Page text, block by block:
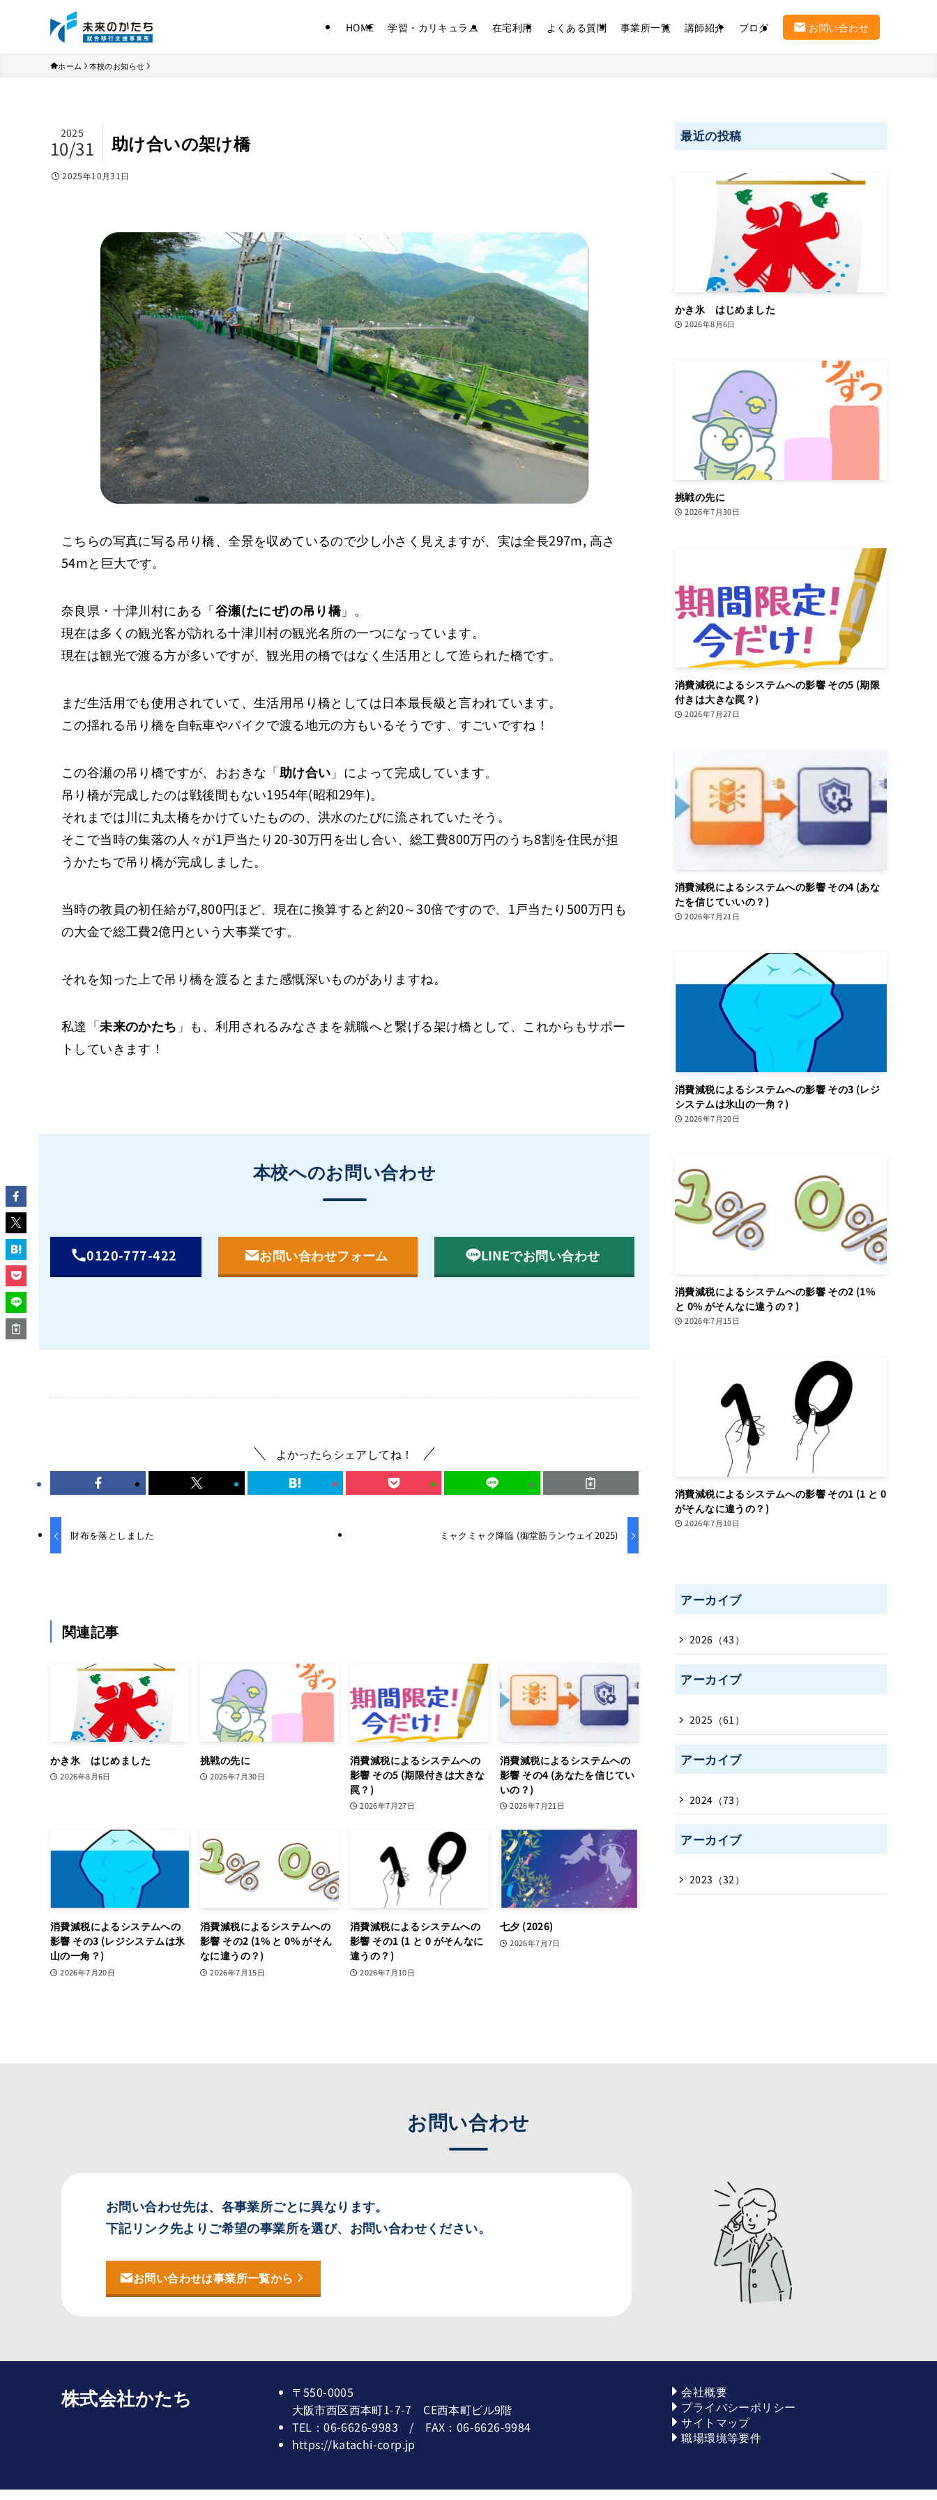
HOME 学習・カリキュラム 在宅利用 よくある質問 事業所一覧 講師紹介 ブログ お問い合わせ
ホーム 本校のお知らせ
助け合いの架け橋
2025
10/31
2025年10月31日
こちらの写真に写る吊り橋、全景を収めているので少し小さく見えますが、実は全長297m, 高さ
54mと巨大です。
奈良県・十津川村にある「谷瀬(たにぜ)の吊り橋」。
現在は多くの観光客が訪れる十津川村の観光名所の一つになっています。
現在は観光で渡る方が多いですが、観光用の橋ではなく生活用として造られた橋です。
まだ生活用でも使用されていて、生活用吊り橋としては日本最長級と言われています。
この揺れる吊り橋を自転車やバイクで渡る地元の方もいるそうです、すごいですね！
この谷瀬の吊り橋ですが、おおきな「助け合い 」によって完成しています。
吊り橋が完成したのは戦後間もない1954年(昭和29年)。
それまでは川に丸太橋をかけていたものの、洪水のたびに流されていたそう。
そこで当時の集落の人々が1戸当たり20-30万円を出し合い、総工費800万円のうち8割を住民が担
うかたちで吊り橋が完成しました。
当時の教員の初任給が7,800円ほど、現在に換算すると約20～30倍ですので、1戸当たり500万円も
の大金で総工費2億円という大事業です。
それを知った上で吊り橋を渡るとまた感慨深いものがありますね。
私達「未来のかたち 」も、利用されるみなさまを就職へと繋げる架け橋として、これからもサポー
トしていきます！
本校へのお問い合わせ
0120-777-422 お問い合わせフォーム LINEでお問い合わせ
よかったらシェアしてね！
財布を落としました ミャクミャク降臨 (御堂筋ランウェイ2025)
関連記事
かき氷 はじめました
2026年8月6日
挑戦の先に
2026年7月30日
消費減税によるシステムへの
影響 その5 (期限付きは大きな
罠？)
2026年7月27日
消費減税によるシステムへの
影響 その4 (あなたを信じてい
いの？)
2026年7月21日
消費減税によるシステムへの
影響 その3 (レジシステムは氷
山の一角？)
2026年7月20日
消費減税によるシステムへの
影響 その2 (1% と 0% がそん
なに違うの？)
2026年7月15日
消費減税によるシステムへの
影響 その1 (1 と 0 がそんなに
違うの？)
2026年7月10日
七夕 (2026)
2026年7月7日
最近の投稿
かき氷 はじめました
2026年8月6日
挑戦の先に
2026年7月30日
消費減税によるシステムへの影響 その5 (期限
付きは大きな罠？)
2026年7月27日
消費減税によるシステムへの影響 その4 (あな
たを信じていいの？)
2026年7月21日
消費減税によるシステムへの影響 その3 (レジ
システムは氷山の一角？)
2026年7月20日
消費減税によるシステムへの影響 その2 (1%
と 0% がそんなに違うの？)
2026年7月15日
消費減税によるシステムへの影響 その1 (1 と 0
がそんなに違うの？)
2026年7月10日
アーカイブ
2026（43）
アーカイブ
2025（61）
アーカイブ
2024（73）
アーカイブ
2023（32）
お問い合わせ
お問い合わせ先は、各事業所ごとに異なります。
下記リンク先よりご希望の事業所を選び、お問い合わせください。
お問い合わせは事業所一覧から
株式会社かたち
〒550-0005
大阪市西区西本町1-7-7 CE西本町ビル9階
TEL：06-6626-9983 / FAX：06-6626-9984
https://katachi-corp.jp
会社概要
プライバシーポリシー
サイトマップ
職場環境等要件